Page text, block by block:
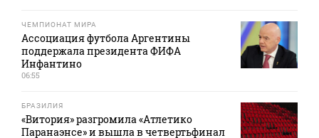
ЧЕМПИОНАТ МИРА
Ассоциация футбола Аргентины
поддержала президента ФИФА
Инфантино
06:55
БРАЗИЛИЯ
«Витория» разгромила «Атлетико
Паранаэнсе» и вышла в четвертьфинал